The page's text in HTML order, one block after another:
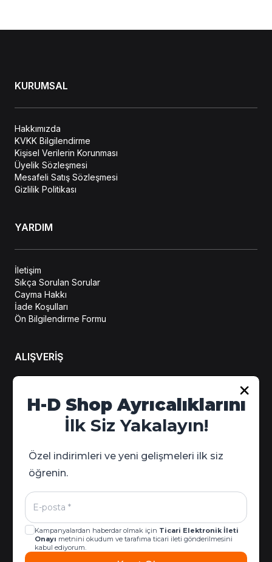
KURUMSAL
Hakkımızda
KVKK Bilgilendirme
Kişisel Verilerin Korunması
Üyelik Sözleşmesi
Mesafeli Satış Sözleşmesi
Gizlilik Politikası
YARDIM
İletişim
Sıkça Sorulan Sorular
Cayma Hakkı
İade Koşulları
Ön Bilgilendirme Formu
ALIŞVERİŞ
Hesabım
Sipariş Takip
Kampanya Detayları
H-D Shop Ayrıcalıklarını
İlk Siz Yakalayın!
Özel indirimleri ve yeni gelişmeleri ilk siz
öğrenin.
Kampanyalardan haberdar olmak için Ticari Elektronik İleti
Onayı metnini okudum ve tarafıma ticari ileti gönderilmesini
kabul ediyorum.